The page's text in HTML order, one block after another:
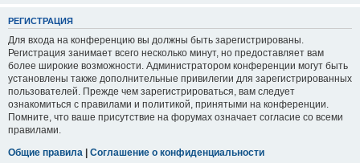
РЕГИСТРАЦИЯ
Для входа на конференцию вы должны быть зарегистрированы.
Регистрация занимает всего несколько минут, но предоставляет вам
более широкие возможности. Администратором конференции могут быть
установлены также дополнительные привилегии для зарегистрированных
пользователей. Прежде чем зарегистрироваться, вам следует
ознакомиться с правилами и политикой, принятыми на конференции.
Помните, что ваше присутствие на форумах означает согласие со всеми
правилами.
Общие правила | Соглашение о конфиденциальности